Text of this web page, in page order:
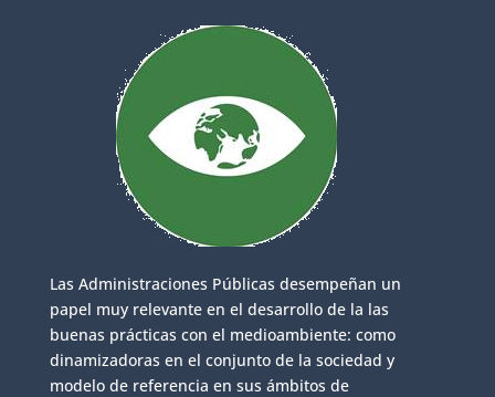
Las Administraciones Públicas desempeñan un
papel muy relevante en el desarrollo de la las
buenas prácticas con el medioambiente: como
dinamizadoras en el conjunto de la sociedad y
modelo de referencia en sus ámbitos de